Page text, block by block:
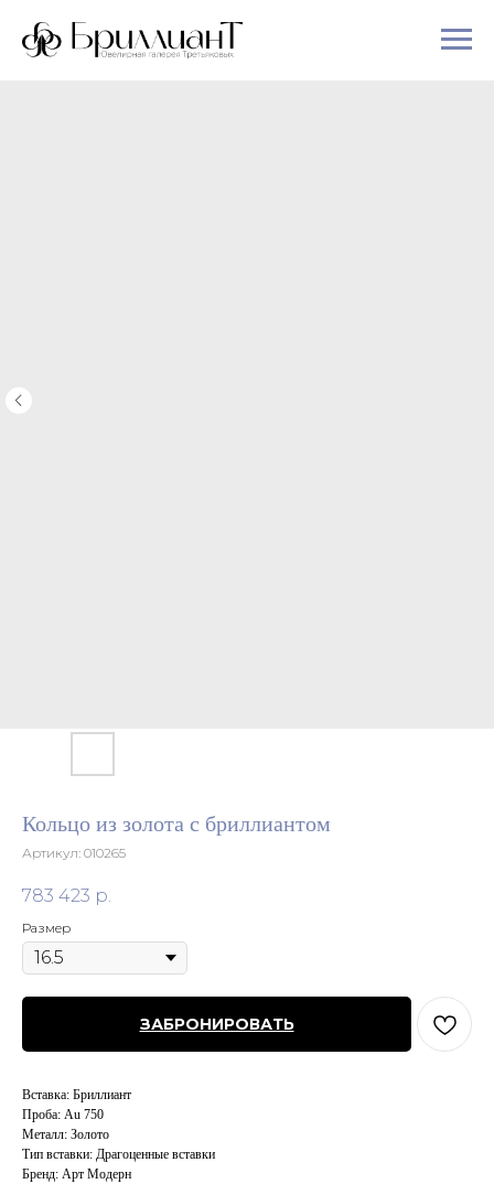
Кольцо из золота с бриллиантом
Артикул: 010265
783 423 р.
Размер
ЗАБРОНИРОВАТЬ
Вставка: Бриллиант
Проба: Au 750
Металл: Золото
Тип вставки: Драгоценные вставки
Бренд: Арт Модерн